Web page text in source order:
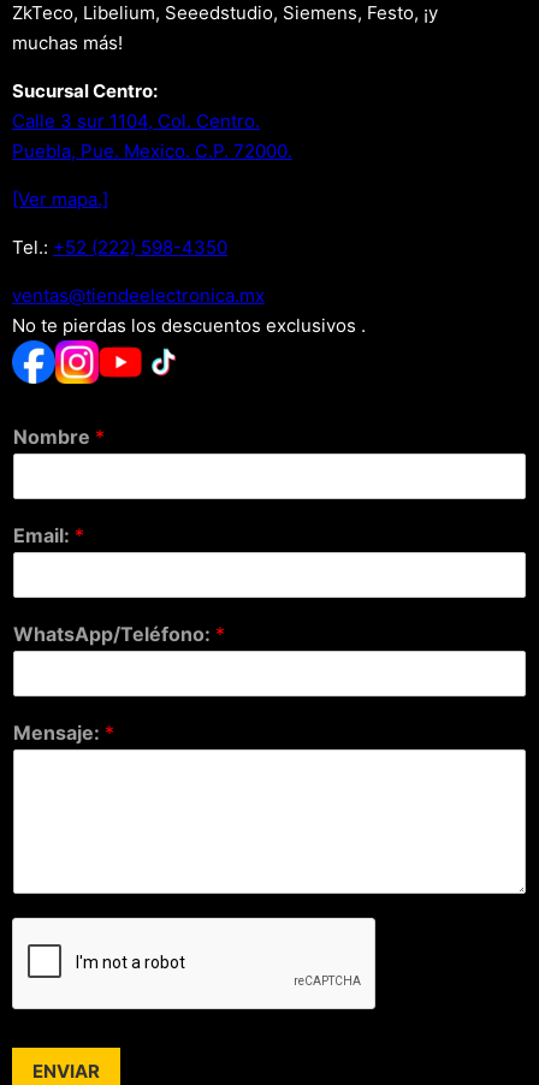
ZkTeco, Libelium, Seeedstudio, Siemens, Festo, ¡y
muchas más!
Sucursal Centro:
Calle 3 sur 1104, Col. Centro.
Puebla, Pue. Mexico. C.P. 72000.
[Ver mapa.]
Tel.: +52 (222) 598-4350
xm.acinortceleedneit@satnev
No te pierdas los descuentos exclusivos .
Nombre *
Email: *
WhatsApp/Teléfono: *
Mensaje: *
ENVIAR